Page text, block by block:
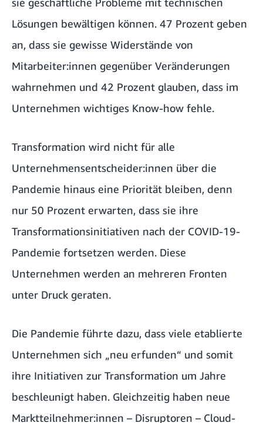
Lösungen bewältigen können. 47 Prozent geben
an, dass sie gewisse Widerstände von
Mitarbeiter:innen gegenüber Veränderungen
wahrnehmen und 42 Prozent glauben, dass im
Unternehmen wichtiges Know-how fehle.
Transformation wird nicht für alle
Unternehmensentscheider:innen über die
Pandemie hinaus eine Priorität bleiben, denn
nur 50 Prozent erwarten, dass sie ihre
Transformationsinitiativen nach der COVID-19-
Pandemie fortsetzen werden. Diese
Unternehmen werden an mehreren Fronten
unter Druck geraten.
Die Pandemie führte dazu, dass viele etablierte
Unternehmen sich „neu erfunden“ und somit
ihre Initiativen zur Transformation um Jahre
beschleunigt haben. Gleichzeitig haben neue
Marktteilnehmer:innen – Disruptoren – Cloud-